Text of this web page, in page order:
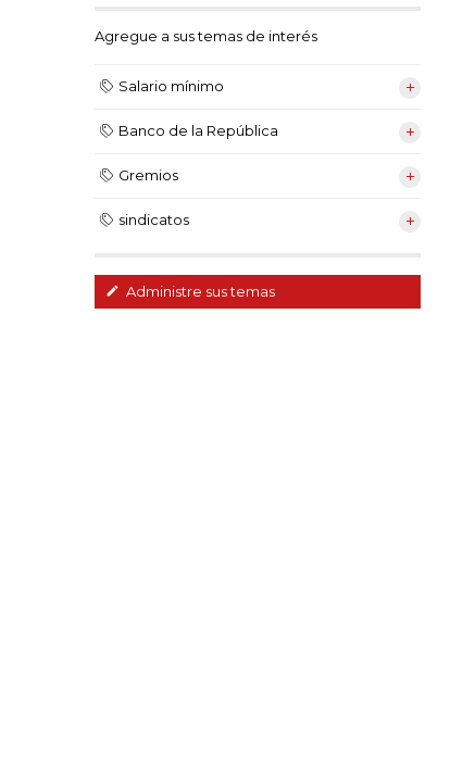
Agregue a sus temas de interés
Salario mínimo
Banco de la República
Gremios
sindicatos
Administre sus temas